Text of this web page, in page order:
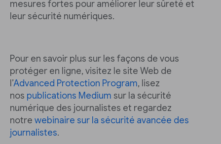
mesures fortes pour améliorer leur sûreté et
leur sécurité numériques.
Pour en savoir plus sur les façons de vous
protéger en ligne, visitez le site Web de
l’Advanced Protection Program, lisez
nos publications Medium sur la sécurité
numérique des journalistes et regardez
notre webinaire sur la sécurité avancée des
journalistes.